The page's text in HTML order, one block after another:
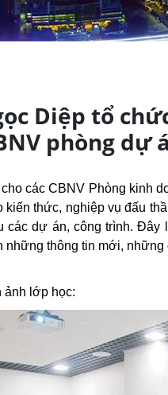
Diệp tổ
phòng dự
các CBNV Phòng kinh
kiến thức, nghiệp vụ đấu
các dự án, công trình.
những thông tin mới,
ảnh lớp học: